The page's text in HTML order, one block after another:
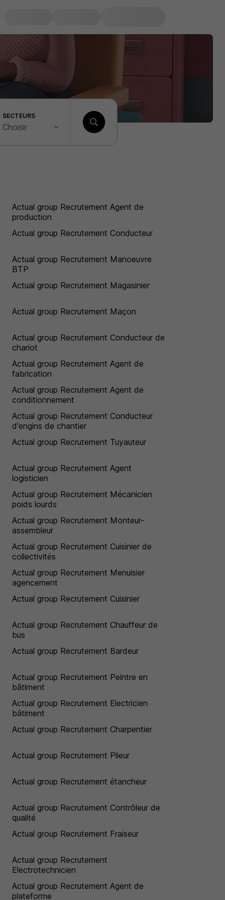
SECTEURS
Choisir
Actual group Recrutement Agent de
production
Actual group Recrutement Conducteur
Actual group Recrutement Manoeuvre
BTP
Actual group Recrutement Magasinier
Actual group Recrutement Maçon
Actual group Recrutement Conducteur de
chariot
Actual group Recrutement Agent de
fabrication
Actual group Recrutement Agent de
conditionnement
Actual group Recrutement Conducteur
d'engins de chantier
Actual group Recrutement Tuyauteur
Actual group Recrutement Agent
logisticien
Actual group Recrutement Mécanicien
poids lourds
Actual group Recrutement Monteur-
assembleur
Actual group Recrutement Cuisinier de
collectivités
Actual group Recrutement Menuisier
agencement
Actual group Recrutement Cuisinier
Actual group Recrutement Chauffeur de
bus
Actual group Recrutement Bardeur
Actual group Recrutement Peintre en
bâtiment
Actual group Recrutement Electricien
bâtiment
Actual group Recrutement Charpentier
Actual group Recrutement Plieur
Actual group Recrutement étancheur
Actual group Recrutement Contrôleur de
qualité
Actual group Recrutement Fraiseur
Actual group Recrutement
Electrotechnicien
Actual group Recrutement Agent de
plateforme